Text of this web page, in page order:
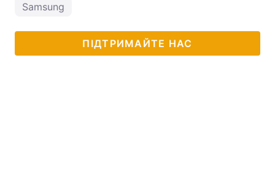
Samsung
ПІДТРИМАЙТЕ НАС